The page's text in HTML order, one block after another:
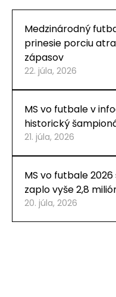
Medzinárodný
prinesie porciu
zápasov
22. júla, 2026
MS vo futbale v
historický
21. júla, 2026
MS vo futbale 2026
zaplo vyše 2,8
20. júla, 2026